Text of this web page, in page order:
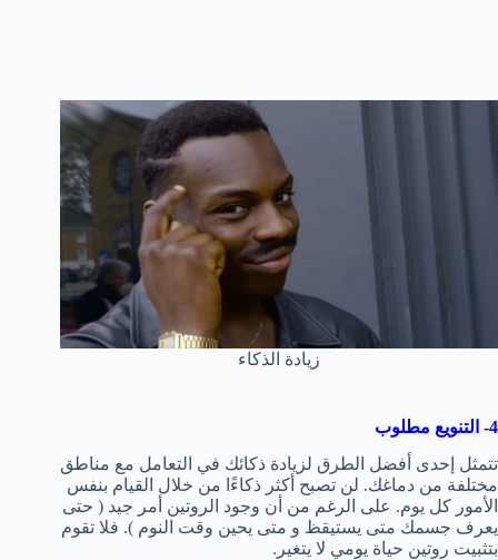
زيادة الذكاء
4- التنويع مطلوب
تتمثل إحدى أفضل الطرق لزيادة ذكائك في التعامل مع مناطق
مختلفة من دماغك. لن تصبح أكثر ذكاءًا من خلال القيام بنفس
الأمور كل يوم. على الرغم من أن وجود الروتين أمر جيد ( حتى
يعرف جسمك متى يستيقظ و متى يحين وقت النوم ). فلا تقوم
بتثبيت روتين حياة يومي لا يتغير.